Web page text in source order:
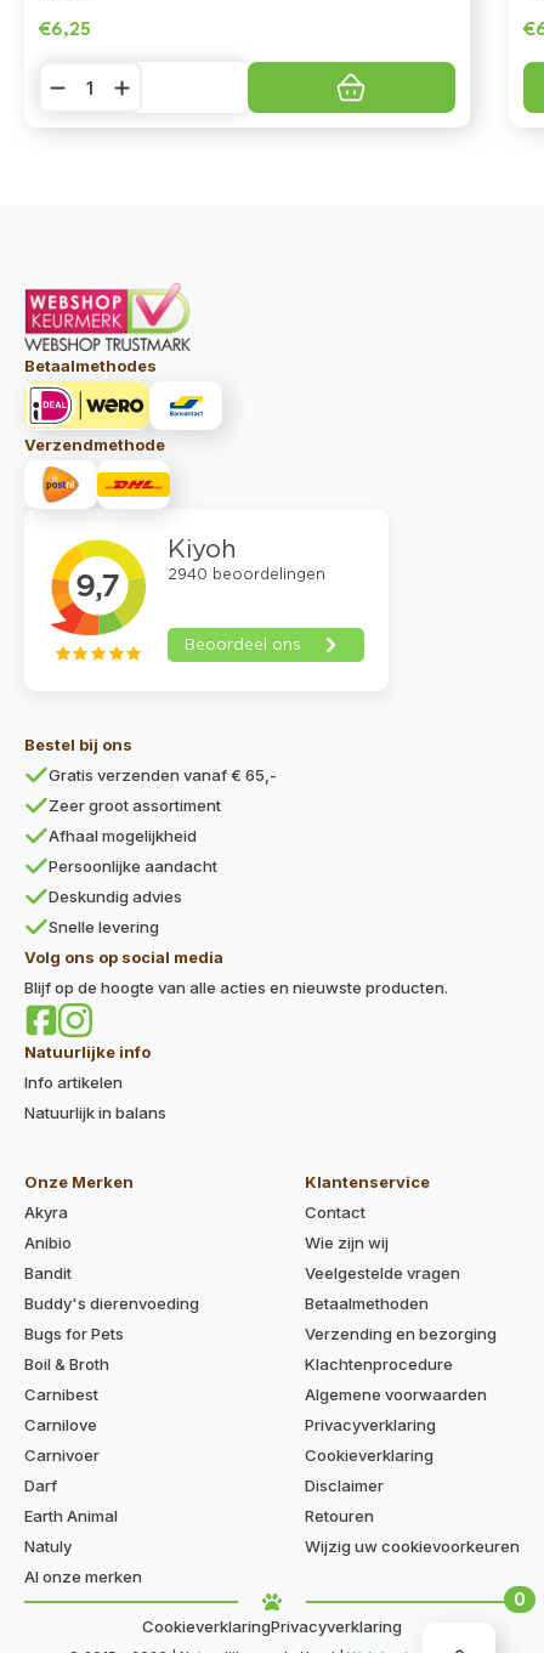
€6,25
Dental
€
0
Betaalmethodes
Verzendmethode
Bestel bij ons
Gratis verzenden vanaf € 65,-
Zeer groot assortiment
Afhaal mogelijkheid
Persoonlijke aandacht
Deskundig advies
Snelle levering
Volg ons op social media
Blijf op de hoogte van alle acties en nieuwste producten.
Natuurlijke info
Info artikelen
Natuurlijk in balans
Onze Merken
Akyra
Anibio
Bandit
Buddy's dierenvoeding
Bugs for Pets
Boil & Broth
Carnibest
Carnilove
Carnivoer
Darf
Earth Animal
Natuly
Al onze merken
Klantenservice
Contact
Wie zijn wij
Veelgestelde vragen
Betaalmethoden
Verzending en bezorging
Klachtenprocedure
Algemene voorwaarden
Privacyverklaring
Cookieverklaring
Disclaimer
Retouren
Wijzig uw cookievoorkeuren
CookieverklaringPrivacyverklaring